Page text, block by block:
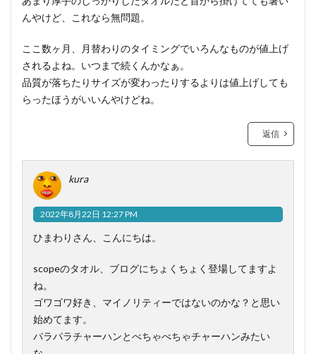
んやけど、これなら無問題。
ここ数ヶ月、月替わりのタイミングでいろんなものが値上げ
されるよね。いつまで続くんかなぁ。
品質が落ちたりサイズが変わったりするよりは値上げしても
らったほうがいいんやけどね。
返信
kura
2022年8月22日 12:27 PM
ひまわりさん、こんにちは。
scopeのタオル、ブログにちょくちょく登場してますよ
ね。
ゴワゴワ好き、マイノリティーではないのかな？と思い
始めてます。
パラパラチャーハンとべちゃべちゃチャーハンみたい